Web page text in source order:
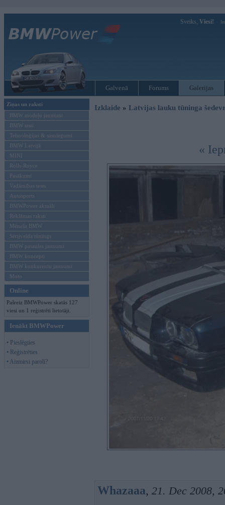
Sveiks, Viesi!
Galvenā Forums Galerijas
Ziņas un raksti
BMW modeļu jaunumi
BMW testi
Tehnoloģijas & sasniegumi
BMW Latvijā
MINI
Rolls-Royce
Pasākumi
Vadāmības tests
Autosports
BMWPower aktuāli
Reklāmas raksti
Mēneša BMW
Sērijveida tūnings
BMW pasaules jaunumi
BMW koncepti
BMW konkurentu jaunumi
Moto
Online
Pašreiz BMWPower skatās 127
viesi un 1 reģistrēti lietotāji.
Ienākt BMWPower
• Pieslēgties
• Reģistrēties
• Aizmirsi paroli?
Izklaide » Latvijas lauku tūninga
«
Whazaaa, 21. Dec 2008,